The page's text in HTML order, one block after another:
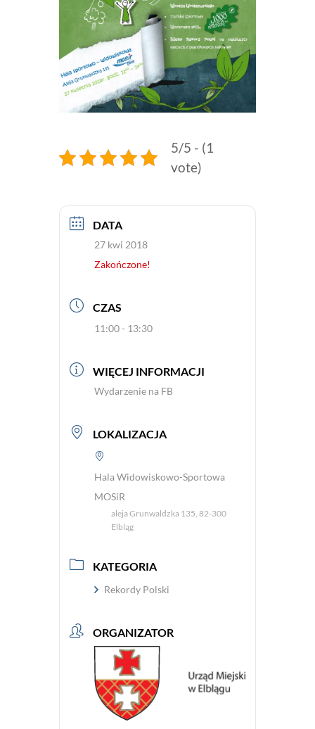
5/5 - (1
vote)
DATA
27 kwi 2018
Zakończone!
CZAS
11:00 - 13:30
WIĘCEJ INFORMACJI
Wydarzenie na FB
LOKALIZACJA
Hala Widowiskowo-Sportowa
MOSiR
aleja Grunwaldzka 135, 82-300
Elbląg
KATEGORIA
Rekordy Polski
ORGANIZATOR